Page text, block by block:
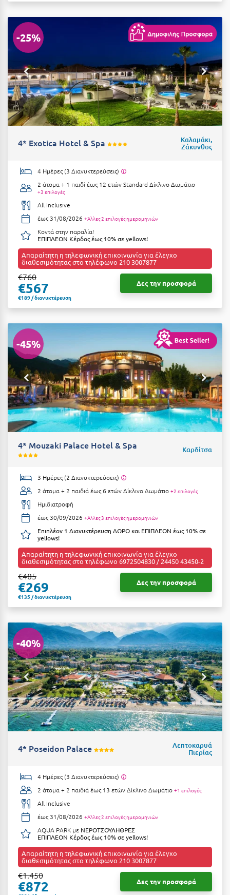
Σαμοθράκη
Σάμος
Σαντορίνη
Σέριφος
Σέρρες
Σιθωνία
Σίκινος
Σίφνος
Σκιάθος
Σκόπελος
Σκύρος
Σούνιο
Σπάρτη
Σπέτσες
Σποράδες
Σύμη
Σύρος
Σχοινούσα
Τ
Τζουμέρκα
Τήνος
Τριζόνια Φωκίδος
Τρίκαλα
Τρίκαλα Κορινθίας
Τρίπολη
Τυρός
Ύδρα
Φ
Φιλιατρά Μεσσηνίας
Φλώρινα
Φοινικούντα
Χ
Χανιά
Χερσόνησος
Χερσόνησος Άθως
Χίος
Χράνοι Μεσσηνίας
-25%
4* Exotica Hotel & Spa Καλαμάκι,
Ζάκυνθος
4 Ημέρες (3 Διανυκτερεύσεις)
2 άτομα + 1 παιδί έως 12 ετώνStandard Δίκλινο Δωμάτιο
+3 επιλογές
All Inclusive
έως 31/08/2026 +Άλλες 2 επιλογές ημερομηνιών
Κοντά στην παραλία!
ΕΠΙΠΛΕΟΝ Κέρδος έως 10% σε yellows!
Απαραίτητη η τηλεφωνική επικοινωνία για έλεγχο
διαθεσιμότητας στο τηλέφωνο 210 3007877
€760
€567
€189 / διανυκτέρευση
Δες την προσφορά
-45%
4* Mouzaki Palace Hotel & Spa Καρδίτσα
3 Ημέρες (2 Διανυκτερεύσεις)
2 άτομα + 2 παιδιά έως 6 ετώνΔίκλινο Δωμάτιο +2 επιλογές
Ημιδιατροφή
έως 30/09/2026 +Άλλες 3 επιλογές ημερομηνιών
Επιπλέον 1 Διανυκτέρευση ΔΩΡΟ και ΕΠΙΠΛΕΟΝ έως 10% σε
yellows!
Απαραίτητη η τηλεφωνική επικοινωνία για έλεγχο
διαθεσιμότητας στο τηλέφωνο 6972504830 / 24450 43450-2
€485
€269
€135 / διανυκτέρευση
Δες την προσφορά
-40%
4* Poseidon Palace Λεπτοκαρυά
Πιερίας
4 Ημέρες (3 Διανυκτερεύσεις)
2 άτομα + 2 παιδιά έως 13 ετώνΔίκλινο Δωμάτιο +1 επιλογές
All Inclusive
έως 31/08/2026 +Άλλες 2 επιλογές ημερομηνιών
AQUA PARK με ΝΕΡΟΤΣΟΥΛΗΘΡΕΣ
ΕΠΙΠΛΕΟΝ Κέρδος έως 10% σε yellows!
Απαραίτητη η τηλεφωνική επικοινωνία για έλεγχο
διαθεσιμότητας στο τηλέφωνο 210 3007877
€1.450
€872 Δες την προσφορά